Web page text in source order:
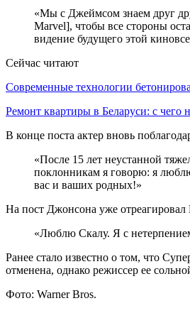
«Мы с Джеймсом знаем друг
Marvel], чтобы все стороны
видение будущего этой
Сейчас читают
Современные технологии
Ремонт квартиры в Беларуси: с чего
В конце поста актер вновь
«После 15 лет неустанной
поклонникам я говорю: я
вас и ваших родных!»
На пост Джонсона уже отреагировал
«Люблю Скалу. Я с
Ранее стало известно о том, что
отменена, однако режиссер ее
Фото: Warner Bros.